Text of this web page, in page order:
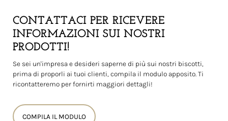
CONTATTACI PER RICEVERE
INFORMAZIONI SUI NOSTRI
PRODOTTI!
Se sei un'impresa e desideri saperne di più sui nostri biscotti,
prima di proporli ai tuoi clienti, compila il modulo apposito. Ti
ricontatteremo per fornirti maggiori dettagli!
COMPILA IL MODULO